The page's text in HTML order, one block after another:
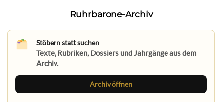
Ruhrbarone-Archiv
Stöbern statt suchen
Texte, Rubriken, Dossiers und Jahrgänge aus dem
Archiv.
Archiv öffnen